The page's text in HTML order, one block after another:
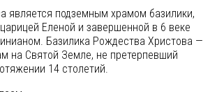
является подземным храмом базилики,
Еленой и завершенной в 6 веке
Базилика Рождества Христова —
на Святой Земле, не претерпевший
14 столетий.